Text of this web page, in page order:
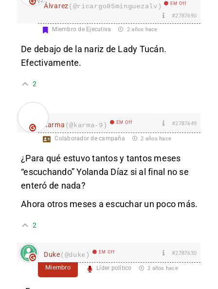
Álvarez(@ricargo85minguezalv) EM Off
#2787690
Miembro de Ejecutiva 2 años hace
De debajo de la nariz de Lady Tucán.
Efectivamente.
2
karma (@karma-9) EM Off #2787649
Colaborador de campaña 2 años hace
¿Para qué estuvo tantos y tantos meses
“escuchando” Yolanda Díaz si al final no se
enteró de nada?
Ahora otros meses a escuchar un poco más.
2
Duke(@duke) EM Off #2787630
Miembro Líder político 2 años hace